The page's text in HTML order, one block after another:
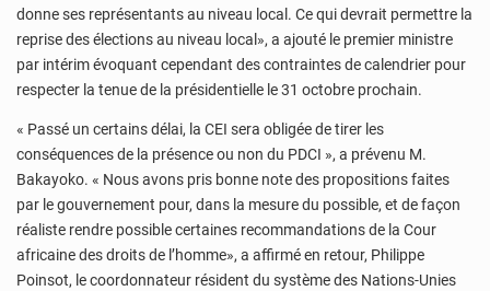
donne ses représentants au niveau local. Ce qui devrait permettre la
reprise des élections au niveau local», a ajouté le premier ministre
par intérim évoquant cependant des contraintes de calendrier pour
respecter la tenue de la présidentielle le 31 octobre prochain.
« Passé un certains délai, la CEI sera obligée de tirer les
conséquences de la présence ou non du PDCI », a prévenu M.
Bakayoko. « Nous avons pris bonne note des propositions faites
par le gouvernement pour, dans la mesure du possible, et de façon
réaliste rendre possible certaines recommandations de la Cour
africaine des droits de l’homme», a affirmé en retour, Philippe
Poinsot, le coordonnateur résident du système des Nations-Unies